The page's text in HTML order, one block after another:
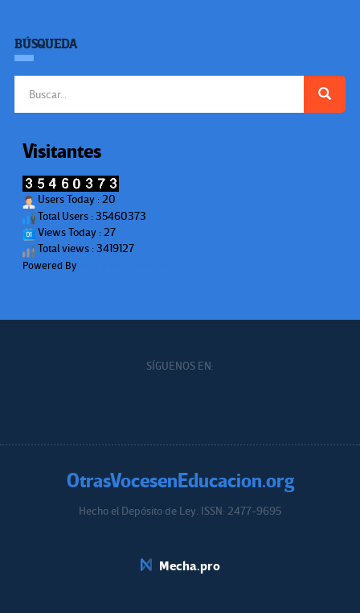
BÚSQUEDA
Visitantes
Users Today : 20
Total Users : 35460373
Views Today : 27
Total views : 3419127
Powered By
SÍGUENOS EN:
OtrasVocesenEducacion.org
Hecho el Depósito de Ley. ISSN: 2477-9695
Mecha.pro